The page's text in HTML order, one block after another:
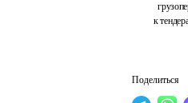
к
Поделиться